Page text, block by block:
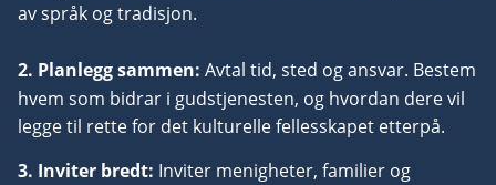
av språk og tradisjon.
2. Planlegg sammen: Avtal tid, sted og ansvar. Bestem
hvem som bidrar i gudstjenesten, og hvordan dere vil
legge til rette for det kulturelle fellesskapet etterpå.
3. Inviter bredt: Inviter menigheter, familier og